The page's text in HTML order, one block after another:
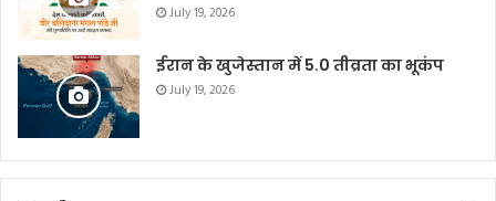
July 19, 2026
ईरान के खुजेस्तान में 5.0 तीव्रता का भूकंप
July 19, 2026